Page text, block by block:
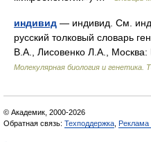
индивид — индивид. См.
русский толковый словарь
В.А., Лисовенко Л.А.,
Молекулярная биология и генетика.
© Академик, 2000-2026
Обратная связь: Техподдержка Реклама